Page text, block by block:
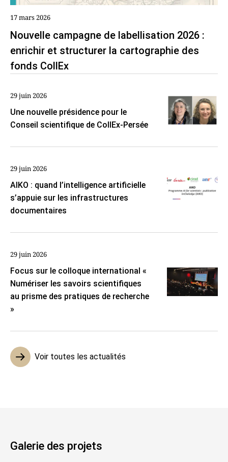
Voir toutes les actualités
17 mars 2026
Nouvelle campagne de labellisation 2026 :
enrichir et structurer la cartographie des
fonds CollEx
29 juin 2026
Une nouvelle présidence pour le
Conseil scientifique de CollEx-Persée
29 juin 2026
AIKO : quand l’intelligence artificielle
s’appuie sur les infrastructures
documentaires
29 juin 2026
Focus sur le colloque international «
Numériser les savoirs scientifiques
au prisme des pratiques de recherche
»
Galerie des projets